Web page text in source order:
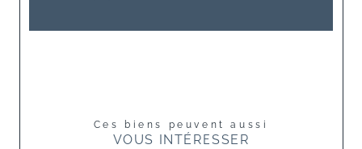
Ces biens peuvent aussi
VOUS INTÉRESSER